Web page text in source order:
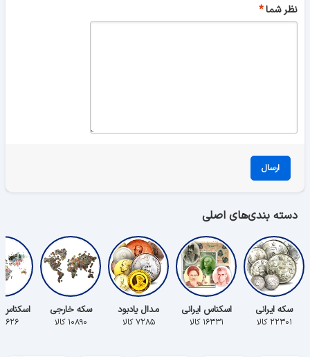
نظر شما
ارسال
دسته بندی‌های اصلی
سکه ایرانی
۲۲۳۰۱ کالا
اسکناس ایرانی
۱۶۳۳۱ کالا
مدال یادبود
۷۲۸۵ کالا
سکه خارجی
۱۰۸۹۰ کالا ۵۶۲۶ کالا